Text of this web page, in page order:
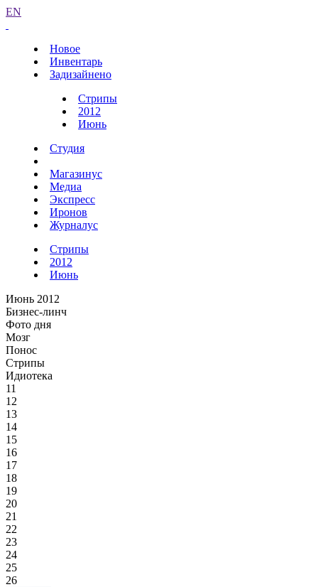
EN
Новое
Инвентарь
Задизайнено
Стрипы
2012
Июнь
Студия
Магазинус
Медиа
Экспресс
Иронов
Журналус
Стрипы
2012
Июнь
Июнь 2012
Бизнес-линч
Фото дня
Мозг
Понос
Стрипы
Идиотека
11
12
13
14
15
16
17
18
19
20
21
22
23
24
25
26